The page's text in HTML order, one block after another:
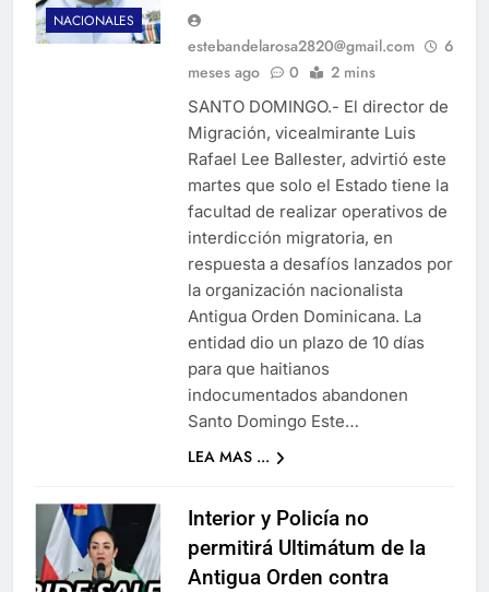
NACIONALES
estebandelarosa2820@gmail.com
6
meses ago
0 2 mins
SANTO DOMINGO.- El director de
Migración, vicealmirante Luis
Rafael Lee Ballester, advirtió este
martes que solo el Estado tiene la
facultad de realizar operativos de
interdicción migratoria, en
respuesta a desafíos lanzados por
la organización nacionalista
Antigua Orden Dominicana. La
entidad dio un plazo de 10 días
para que haitianos
indocumentados abandonen
Santo Domingo Este…
LEA MAS ...
Interior y Policía no
permitirá Ultimátum de la
Antigua Orden contra